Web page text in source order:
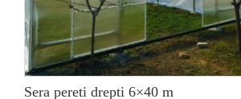
Sera pereti drepti 6×40 m